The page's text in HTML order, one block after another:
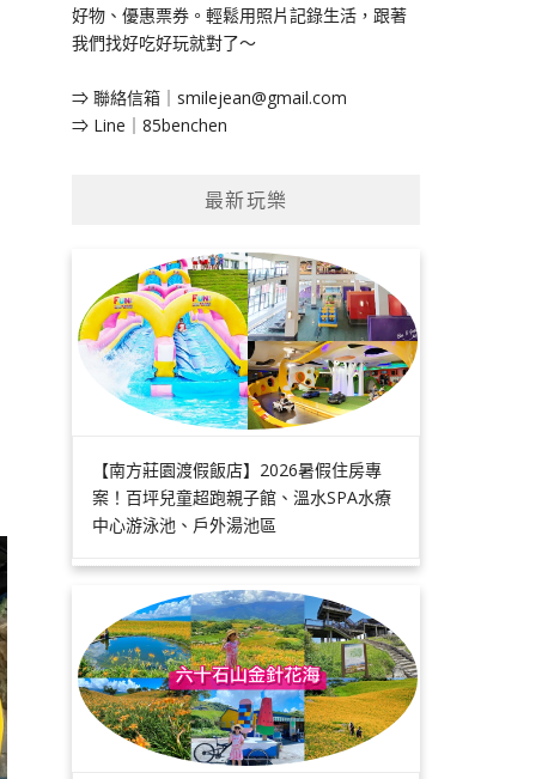
好物、優惠票券。輕鬆用照片記錄生活，跟著
我們找好吃好玩就對了～
⇒ 聯絡信箱｜ smilejean@gmail.com
⇒ Line｜85benchen
最新玩樂
【南方莊園渡假飯店】2026暑假住房專
案！百坪兒童超跑親子館、溫水SPA水療
中心游泳池、戶外湯池區